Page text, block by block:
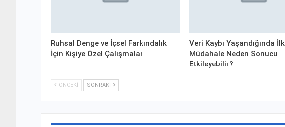
Ruhsal Denge ve İçsel Farkındalık
İçin Kişiye Özel Çalışmalar
Veri Kaybı Yaşandığında İlk
Müdahale Neden Sonucu
Etkileyebilir?
ÖNCEKI SONRAKI